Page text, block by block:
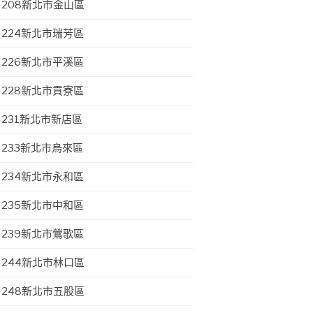
208新北市金山區
224新北市瑞芳區
226新北市平溪區
228新北市貢寮區
231新北市新店區
233新北市烏來區
234新北市永和區
235新北市中和區
239新北市鶯歌區
244新北市林口區
248新北市五股區